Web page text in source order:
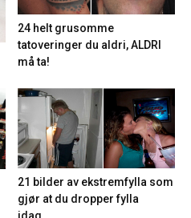
24 helt grusomme
tatoveringer du aldri, ALDRI
må ta!
21 bilder av ekstremfylla som
gjør at du dropper fylla